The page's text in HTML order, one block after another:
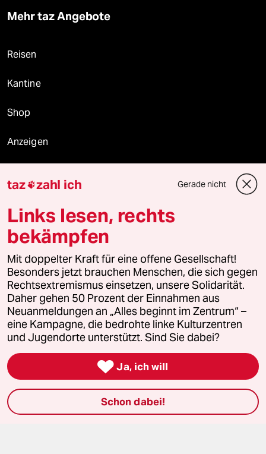
Mehr taz Angebote
Reisen
Kantine
Shop
Anzeigen
Feedback
Aboservice
ePaper Login
Downloads für Abonnierende
© 2026 taz Verlags und Vertriebs GmbH
wenden Sie sich bitte anlizenzen@taz.de
taz zahl ich Gerade nicht
Links lesen, rechts
bekämpfen
Mit doppelter Kraft für eine offene Gesellschaft!
Besonders jetzt brauchen Menschen, die sich gegen
Rechtsextremismus einsetzen, unsere Solidarität.
Daher gehen 50 Prozent der Einnahmen aus
Neuanmeldungen an „Alles beginnt im Zentrum“ –
eine Kampagne, die bedrohte linke Kulturzentren
und Jugendorte unterstützt. Sind Sie dabei?
 Ja, ich will
Schon dabei!